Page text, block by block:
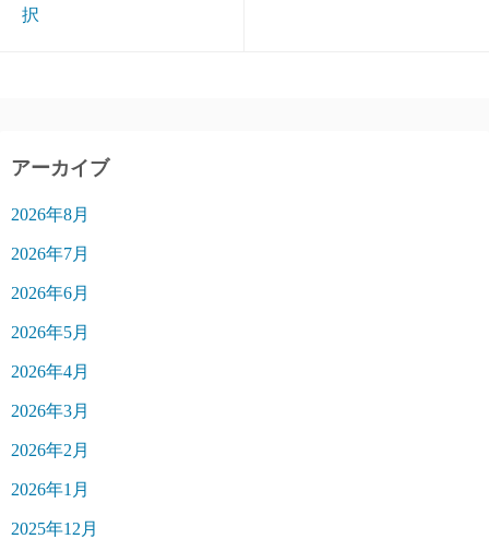
択
アーカイブ
2026年8月
2026年7月
2026年6月
2026年5月
2026年4月
2026年3月
2026年2月
2026年1月
2025年12月